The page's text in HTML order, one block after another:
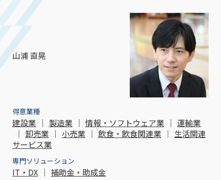
山浦 直晃
得意業種
建設業 ｜ 製造業 ｜ 情報・ソフトウェア業 ｜ 運輸業
｜ 卸売業 ｜ 小売業 ｜ 飲食・飲食関連業 ｜ 生活関連
サービス業
専門ソリューション
IT・DX ｜ 補助金・助成金